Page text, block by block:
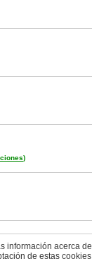
)
reservados
acerca
de estas